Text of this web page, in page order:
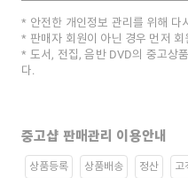
안전한 개인정보 관리를 위해 다
판매자 회원이 아닌 경우 먼저
도서, 전집, 음반 DVD의 중고상
다.
중고샵 판매관리 이용안내
상품등록 상품배송 정산 고